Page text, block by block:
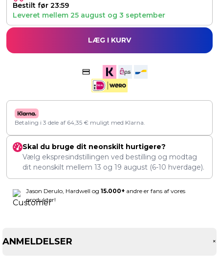
Bestilt før 23:59
Leveret mellem 25 august og 3 september
LÆG I KURV
Betaling i 3 dele af 64,35 € muligt med Klarna.
Skal du bruge dit neonskilt hurtigere?
Vælg ekspresindstillingen ved bestilling og modtag
dit neonskilt mellem 13 og 19 august (6-10 hverdage).
Jason Derulo, Hardwell og 15.000+ andre er fans af vores
produkter!
ANMELDELSER +